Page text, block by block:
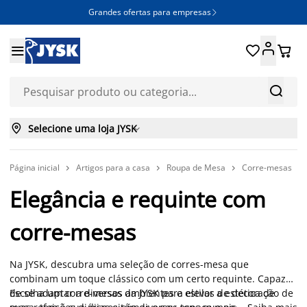
Grandes ofertas para empresas 


 
 Selecione uma loja JYSK
Página inicial  Artigos para a casa  Roupa de Mesa  Corre-mesas
Elegância e requinte com
corre-mesas
Na JYSK, descubra uma seleção de corres-mesa que
combinam um toque clássico com um certo requinte. Capazes
de se adaptar a diversos ambientes e estilos de decoração de
Escolha um corre-mesas da JYSK para elevar a estética de